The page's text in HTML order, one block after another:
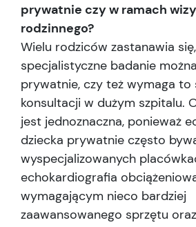
prywatnie czy w ramach
rodzinnego?
Wielu rodziców zastanawia
specjalistyczne badanie
prywatnie, czy też wymaga to
konsultacji w dużym szpitalu.
jest jednoznaczna, ponieważ
dziecka prywatnie często
wyspecjalizowanych
echokardiografia
wymagającym nieco bardziej
zaawansowanego sprzętu